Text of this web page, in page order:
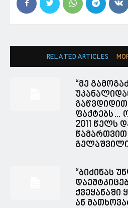
RELATED ARTICLES
“მე
ფაქტებს…
2011 წელს
“ბიძინას
ქვეყანაში
ან